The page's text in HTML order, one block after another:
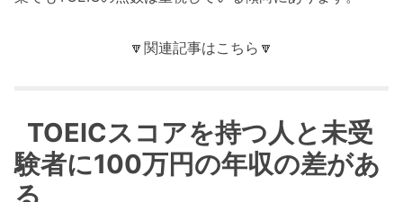
🔽関連記事はこちら🔽
TOEICスコアを持つ人と未受
験者に100万円の年収の差があ
る